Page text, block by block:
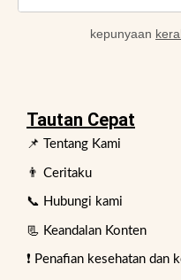
kepunyaan
Tautan Cepat
📌 Tentang Kami
👨 Ceritaku
📞 Hubungi kami
📃 Keandalan Konten
❗ Penafian kesehatan dan